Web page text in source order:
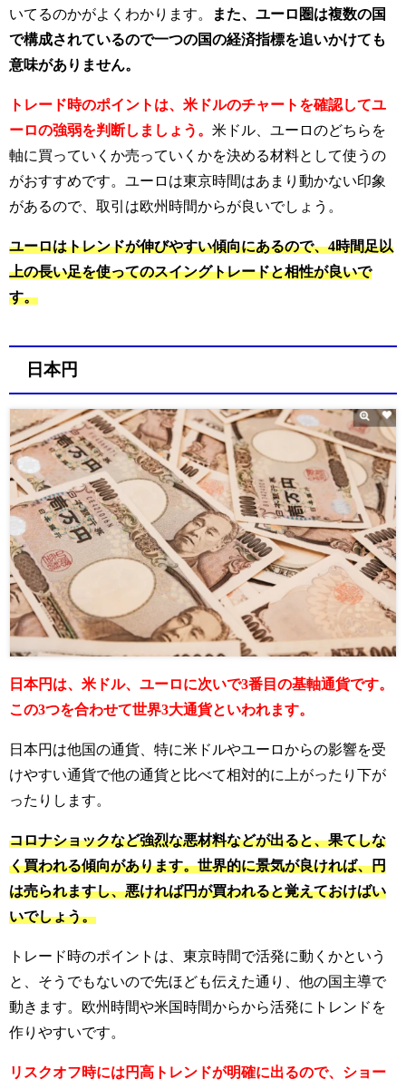
いてるのかがよくわかります。
また、ユーロ圏は複数の国
で構成されているので一つの国の経済指標を追いかけても
意味がありません。
トレード時のポイントは、米ドルのチャートを確認してユ
ーロの強弱を判断しましょう。 米ドル、ユーロのどちらを
軸に買っていくか売っていくかを決める材料として使うの
がおすすめです。 ユーロは東京時間はあまり動かない印象
があるので、取引は欧州時間からが良いでしょう。
ユーロはトレンドが伸びやすい傾向にあるので、4時間足以
上の長い足を使ってのスイングトレードと相性が良いで
す。
日本円
日本円は、米ドル、ユーロに次いで3番目の基軸通貨です。
この3つを合わせて世界3大通貨といわれます。
日本円は他国の通貨、特に米ドルやユーロからの影響を受
けやすい通貨で他の通貨と比べて相対的に上がったり下が
ったりします。
コロナショックなど強烈な悪材料などが出ると、果てしな
く買われる傾向があります。世界的に景気が良ければ、円
は売られますし、悪ければ円が買われると覚えておけばい
いでしょう。
トレード時のポイントは、東京時間で活発に動くかという
と、そうでもないので先ほども伝えた通り、他の国主導で
動きます。 欧州時間や米国時間からから活発にトレンドを
作りやすいです。
リスクオフ時には円高トレンドが明確に出るので、ショー